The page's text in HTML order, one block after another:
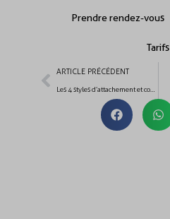
Prendre rendez-vous
Tarifs
ARTICLE PRÉCÉDENT
Les 4 styles d’attachement et comment ils vont influencer votre relation de couple